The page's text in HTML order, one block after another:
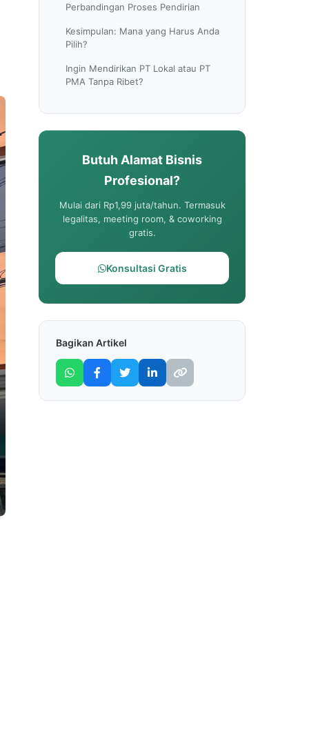
Perbandingan Proses Pendirian
Kesimpulan: Mana yang Harus Anda
Pilih?
Ingin Mendirikan PT Lokal atau PT
PMA Tanpa Ribet?
Butuh Alamat Bisnis
Profesional?
Mulai dari Rp1,99 juta/tahun. Termasuk
legalitas, meeting room, & coworking
gratis.
Konsultasi Gratis
Bagikan Artikel